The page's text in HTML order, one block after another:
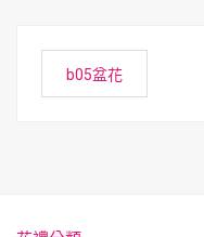
b05盆花